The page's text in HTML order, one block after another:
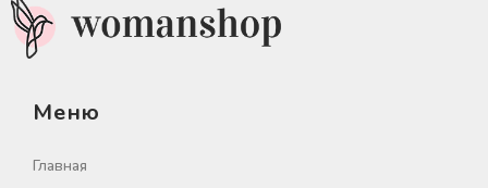
Меню
Главная